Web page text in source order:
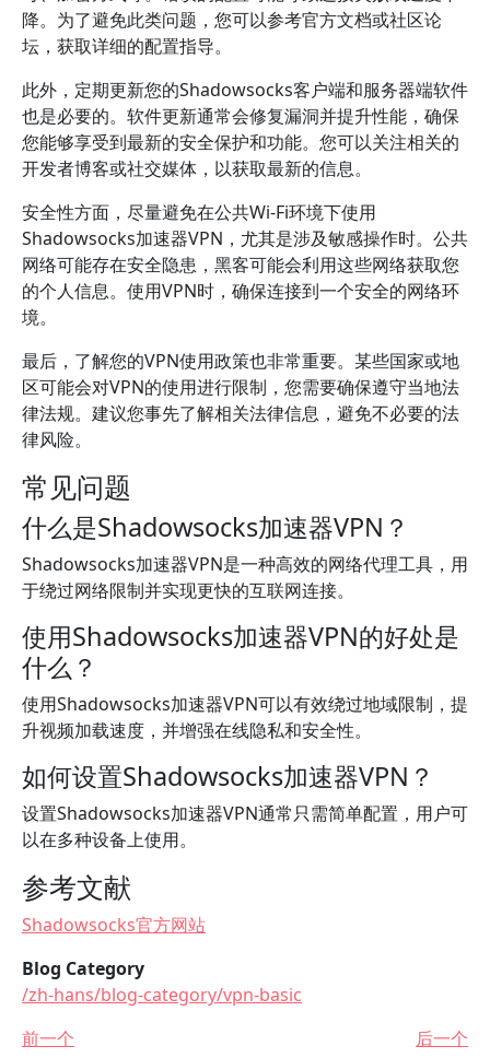
降。为了避免此类问题，您可以参考官方文档或社区论
坛，获取详细的配置指导。
此外，定期更新您的Shadowsocks客户端和服务器端软件
也是必要的。软件更新通常会修复漏洞并提升性能，确保
您能够享受到最新的安全保护和功能。您可以关注相关的
开发者博客或社交媒体，以获取最新的信息。
安全性方面，尽量避免在公共Wi-Fi环境下使用
Shadowsocks加速器VPN，尤其是涉及敏感操作时。公共
网络可能存在安全隐患，黑客可能会利用这些网络获取您
的个人信息。使用VPN时，确保连接到一个安全的网络环
境。
最后，了解您的VPN使用政策也非常重要。某些国家或地
区可能会对VPN的使用进行限制，您需要确保遵守当地法
律法规。建议您事先了解相关法律信息，避免不必要的法
律风险。
常见问题
什么是Shadowsocks加速器VPN？
Shadowsocks加速器VPN是一种高效的网络代理工具，用
于绕过网络限制并实现更快的互联网连接。
使用Shadowsocks加速器VPN的好处是
什么？
使用Shadowsocks加速器VPN可以有效绕过地域限制，提
升视频加载速度，并增强在线隐私和安全性。
如何设置Shadowsocks加速器VPN？
设置Shadowsocks加速器VPN通常只需简单配置，用户可
以在多种设备上使用。
参考文献
Shadowsocks官方网站
Blog Category
/zh-hans/blog-category/vpn-basic
前一个
后一个